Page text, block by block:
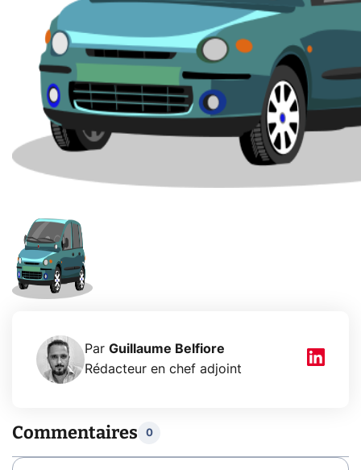
Par Guillaume Belfiore
Rédacteur en chef adjoint
Commentaires 0